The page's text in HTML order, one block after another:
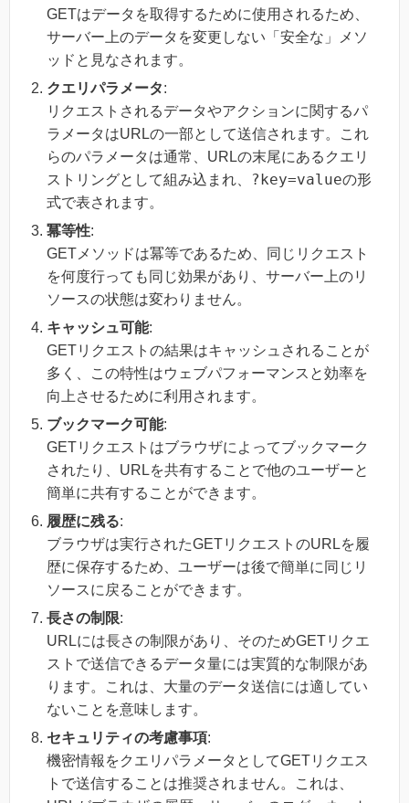
GETはデータを取得するために使用されるため、
サーバー上のデータを変更しない「安全な」メソ
ッドと見なされます。
クエリパラメータ:
リクエストされるデータやアクションに関するパ
ラメータはURLの一部として送信されます。これ
らのパラメータは通常、URLの末尾にあるクエリ
ストリングとして組み込まれ、
?key=valueの形
式で表されます。
冪等性:
GETメソッドは冪等であるため、同じリクエスト
を何度行っても同じ効果があり、サーバー上のリ
ソースの状態は変わりません。
キャッシュ可能:
GETリクエストの結果はキャッシュされることが
多く、この特性はウェブパフォーマンスと効率を
向上させるために利用されます。
ブックマーク可能:
GETリクエストはブラウザによってブックマーク
されたり、URLを共有することで他のユーザーと
簡単に共有することができます。
履歴に残る:
ブラウザは実行されたGETリクエストのURLを履
歴に保存するため、ユーザーは後で簡単に同じリ
ソースに戻ることができます。
長さの制限:
URLには長さの制限があり、そのためGETリクエ
ストで送信できるデータ量には実質的な制限があ
ります。これは、大量のデータ送信には適してい
ないことを意味します。
セキュリティの考慮事項:
機密情報をクエリパラメータとしてGETリクエス
トで送信することは推奨されません。これは、